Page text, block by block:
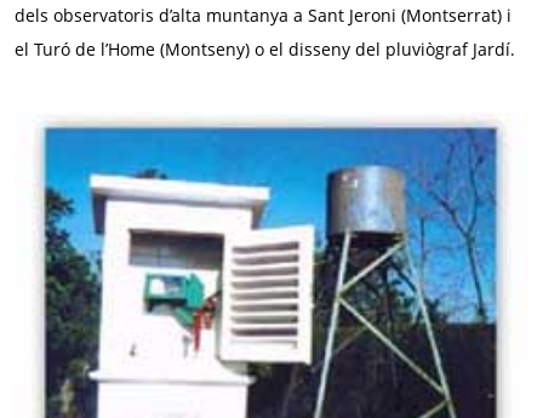
dels observatoris d’alta muntanya a Sant Jeroni (Montserrat) i
el Turó de l’Home (Montseny) o el disseny del pluviògraf Jardí.